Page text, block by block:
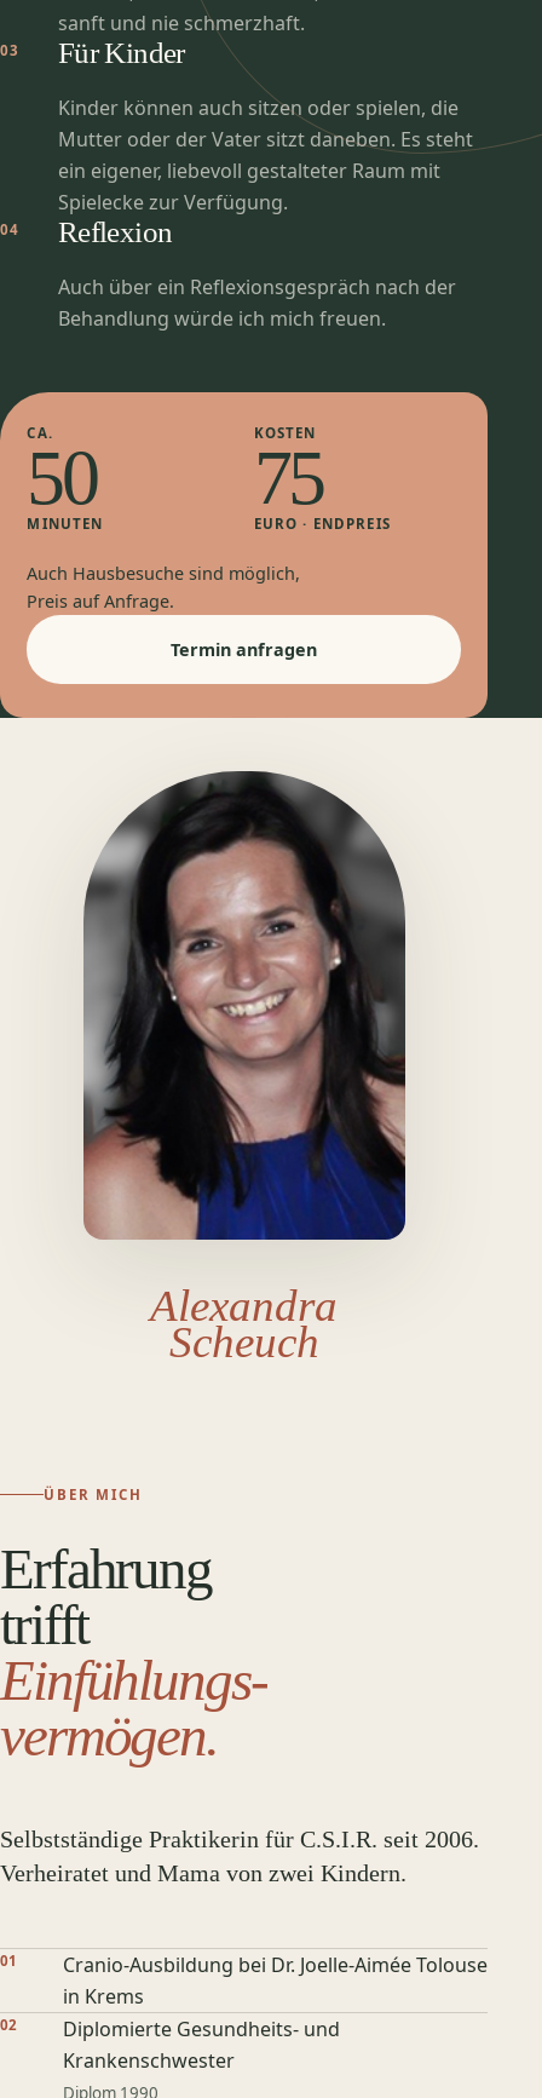
sanft und nie schmerzhaft.
03 Für Kinder
Kinder können auch sitzen oder spielen, die
Mutter oder der Vater sitzt daneben. Es steht
ein eigener, liebevoll gestalteter Raum mit
Spielecke zur Verfügung.
04 Reflexion
Auch über ein Reflexionsgespräch nach der
Behandlung würde ich mich freuen.
CA.
50
MINUTEN
KOSTEN
75
EURO · ENDPREIS
Auch Hausbesuche sind möglich,
Preis auf Anfrage.
Termin anfragen
Alexandra
Scheuch
ÜBER MICH
Erfahrung
trifft
Einfühlungs­
vermögen.
Selbstständige Praktikerin für C.S.I.R. seit 2006.
Verheiratet und Mama von zwei Kindern.
01
Cranio-Ausbildung bei Dr. Joelle-Aimée Tolouse
in Krems
02
Diplomierte Gesundheits- und
Krankenschwester
Diplom 1990